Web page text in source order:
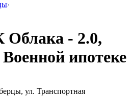
- 2.0,
ипотеке
ул. Транспортная